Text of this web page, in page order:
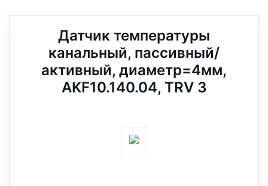
Датчик температуры
канальный, пассивный/
активный, диаметр=4мм,
AKF10.140.04, TRV 3